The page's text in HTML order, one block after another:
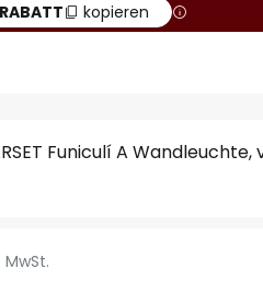
RABATT kopieren
Funiculí A
MwSt.